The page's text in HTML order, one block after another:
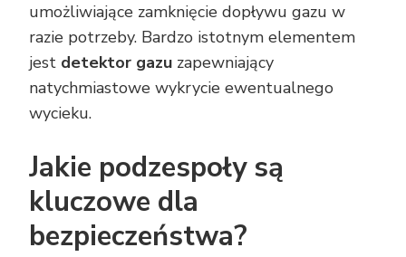
umożliwiające zamknięcie dopływu gazu w
razie potrzeby. Bardzo istotnym elementem
jest detektor gazu zapewniający
natychmiastowe wykrycie ewentualnego
wycieku.
Jakie podzespoły są
kluczowe dla
bezpieczeństwa?